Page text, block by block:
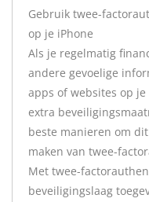
Gebruik twee-
op je iPhone
Als je regelmatig
andere gevoelige
apps of websites op
extra
beste manieren om
maken van twee-
Met twee-
beveiligingslaag